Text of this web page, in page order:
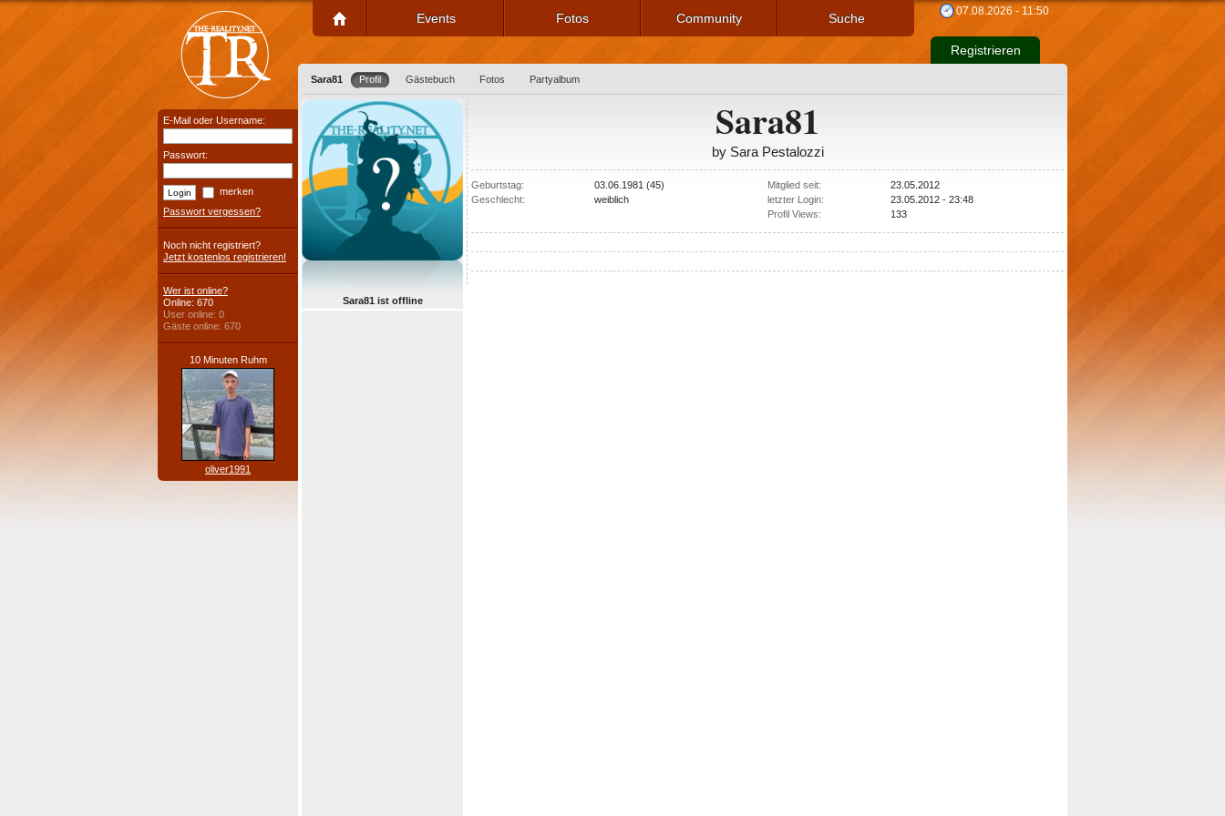
Events Fotos Community Suche 07.08.2026 - 11:50
Registrieren
Sara81 Profil Gästebuch Fotos Partyalbum
Sara81 ist offline
Sara81
by Sara Pestalozzi
Geburtstag: 03.06.1981 (45) Mitglied seit:
23.05.2012
Geschlecht:
weiblich letzter Login:
23.05.2012 - 23:48
Profil Views:
133
E-Mail oder Username:
Passwort:
merken
Passwort vergessen?
Noch nicht registriert?
Jetzt kostenlos registrieren!
Wer ist online?
Online: 670
User online: 0
Gäste online: 670
10 Minuten Ruhm
oliver1991